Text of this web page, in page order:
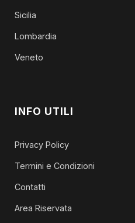
Sicilia
Lombardia
Veneto
INFO UTILI
Privacy Policy
Termini e Condizioni
Contatti
Area Riservata